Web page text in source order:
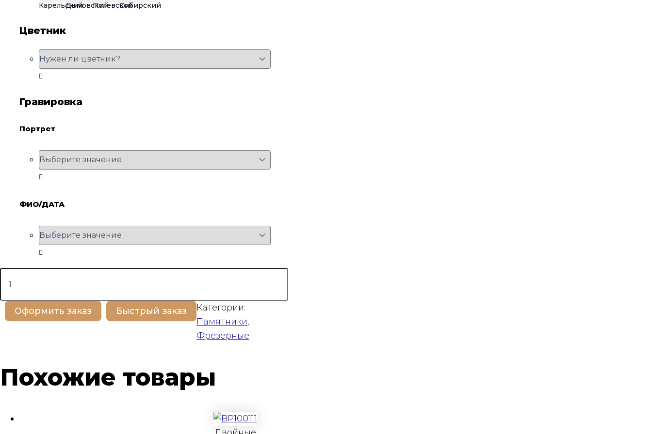
КарельскийДымовскийПолевскойСибирский
Цветник
Гравировка
Портрет
ФИО/ДАТА
Количество
товара
Оформить заказ Быстрый заказ
Категории:
Памятники,
Фрезерные
Похожие товары